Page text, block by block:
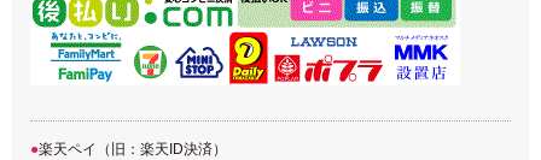
楽天ペイ（旧：楽天ID決済）